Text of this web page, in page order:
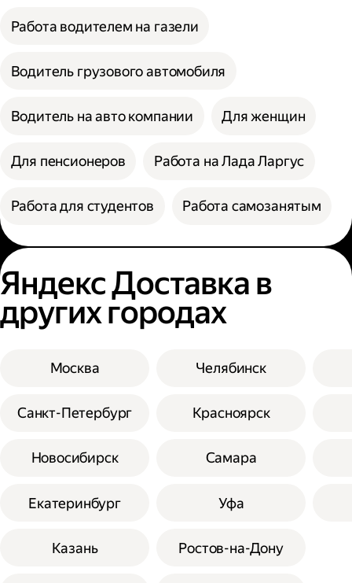
Работа водителем на газели
Водитель грузового автомобиля
Водитель на авто компании Для женщин
Для пенсионеров Работа на Лада Ларгус
Работа для студентов Работа самозанятым
Яндекс Доставка в
других городах
Москва
Санкт-Петербург
Новосибирск
Екатеринбург
Казань
Челябинск
Красноярск
Самара
Уфа
Ростов-на-Дону